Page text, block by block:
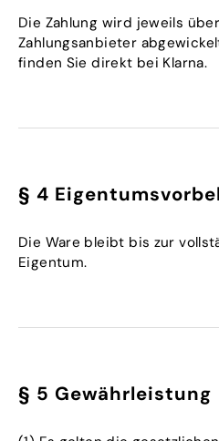
Die Zahlung wird jeweils
Zahlungsanbieter
finden Sie direkt bei Klarna.
§ 4
Die Ware bleibt bis zur
Eigentum.
§ 5 Gewährleistung